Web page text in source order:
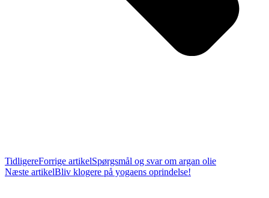
TidligereForrige artikelSpørgsmål og svar om argan olie
Næste artikelBliv klogere på yogaens oprindelse!